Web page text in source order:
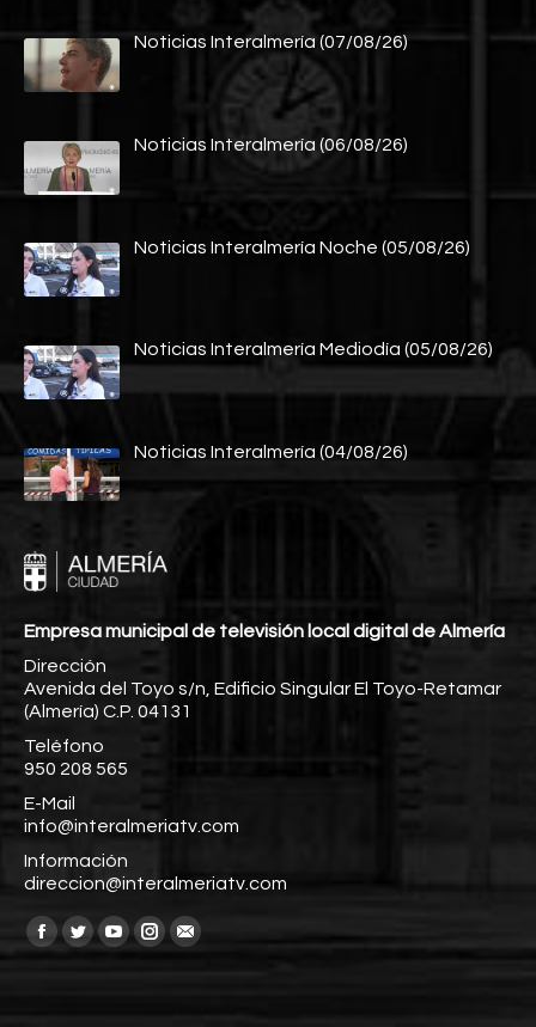
Noticias Interalmería (07/08/26)
Noticias Interalmería (06/08/26)
Noticias Interalmería Noche (05/08/26)
Noticias Interalmería Mediodía (05/08/26)
Noticias Interalmería (04/08/26)
Empresa municipal de televisión local digital de Almería
Dirección
Avenida del Toyo s/n, Edificio Singular El Toyo-Retamar
(Almería) C.P. 04131
Teléfono
950 208 565
E-Mail
info@interalmeriatv.com
Información
direccion@interalmeriatv.com
Encuéntranos en:
Facebook
TwitterYouTube
Instagram
Mail